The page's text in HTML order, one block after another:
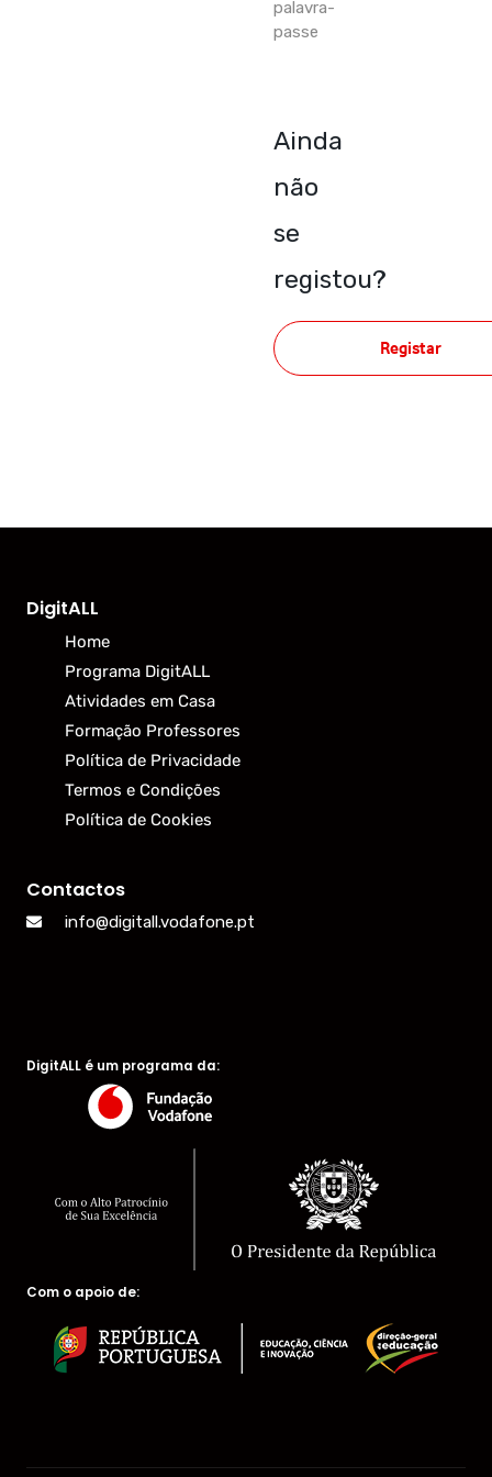
palavra-
passe
Ainda
não
se
registou?
Registar
DigitALL
Home
Programa DigitALL
Atividades em Casa
Formação Professores
Política de Privacidade
Termos e Condições
Política de Cookies
Contactos
info@digitall.vodafone.pt
DigitALL é um programa da:
Com o apoio de: